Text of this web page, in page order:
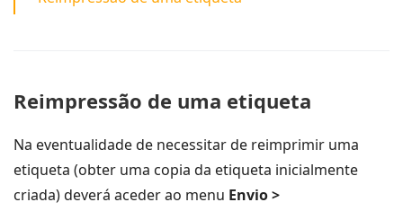
Reimpressão de uma etiqueta
Na eventualidade de necessitar de reimprimir uma
etiqueta (obter uma copia da etiqueta inicialmente
criada) deverá aceder ao menu Envio >